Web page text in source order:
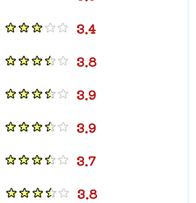
3.4
3.8
3.9
3.9
3.7
3.8